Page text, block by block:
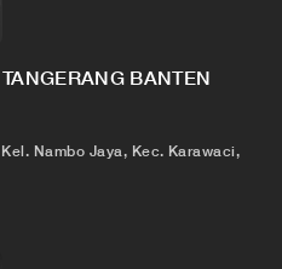
BANTEN
Nambo Jaya, Kec. Karawaci,